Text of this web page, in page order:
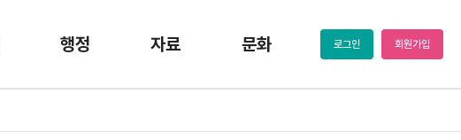
행정 자료 문화 로그인 회원가입